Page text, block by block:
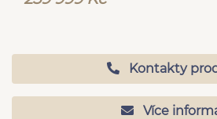
Kontakty
Více